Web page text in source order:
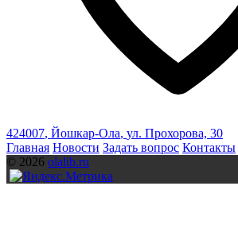
424007, Йошкар-Ола, ул. Прохорова, 30
Главная Новости Задать вопрос Контакты
© 2026 olalib.ru